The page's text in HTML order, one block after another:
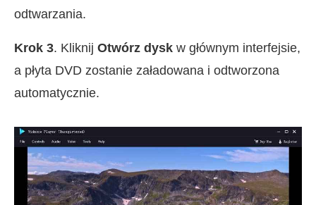
odtwarzania.
Krok 3. Kliknij Otwórz dysk w głównym interfejsie,
a płyta DVD zostanie załadowana i odtworzona
automatycznie.